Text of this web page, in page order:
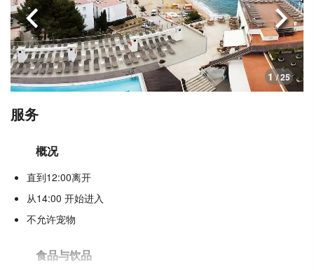
1 / 25
上一页 下一
服务
概况
直到12:00离开
从14:00 开始进入
不允许宠物
食品与饮品